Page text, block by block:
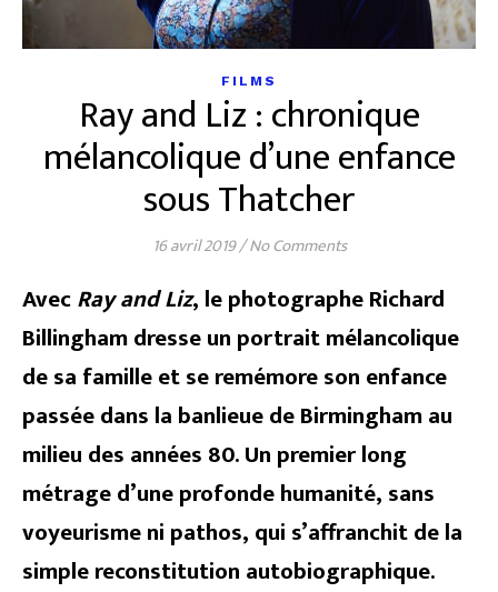
FILMS
Ray and Liz : chronique
mélancolique d’une enfance
sous Thatcher
16 avril 2019/No Comments
AvecRay and Liz, le photographe Richard
Billingham dresse un portrait mélancolique
de sa famille et se remémore son enfance
passée dans la banlieue de Birmingham au
milieu des années 80. Un premier long
métrage d’une profonde humanité, sans
voyeurisme ni pathos, qui s’affranchit de la
simple reconstitution autobiographique.